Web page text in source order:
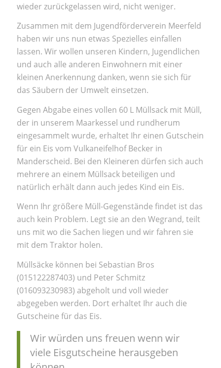
wieder zurückgelassen wird, nicht weniger.
Zusammen mit dem Jugendförderverein Meerfeld
haben wir uns nun etwas Spezielles einfallen
lassen. Wir wollen unseren Kindern, Jugendlichen
und auch alle anderen Einwohnern mit einer
kleinen Anerkennung danken, wenn sie sich für
das Säubern der Umwelt einsetzen.
Gegen Abgabe eines vollen 60 L Müllsack mit Müll,
der in unserem Maarkessel und rundherum
eingesammelt wurde, erhaltet Ihr einen Gutschein
für ein Eis vom Vulkaneifelhof Becker in
Manderscheid. Bei den Kleineren dürfen sich auch
mehrere an einem Müllsack beteiligen und
natürlich erhält dann auch jedes Kind ein Eis.
Wenn Ihr größere Müll-Gegenstände findet ist das
auch kein Problem. Legt sie an den Wegrand, teilt
uns mit wo die Sachen liegen und wir fahren sie
mit dem Traktor holen.
Müllsäcke können bei Sebastian Bros
(015122287403) und Peter Schmitz
(016093230983) abgeholt und voll wieder
abgegeben werden. Dort erhaltet Ihr auch die
Gutscheine für das Eis.
Wir würden uns freuen wenn wir
viele Eisgutscheine herausgeben